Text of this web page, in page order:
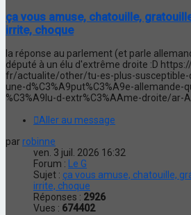
ça vous amuse, chatouille,
irrite, choque
la réponse au parlement (et parle
député à un élu d'extrême droite :D
fr/actualite/other/tu-es-plus-susceptible-
une-d%C3%A9put%C3%A9e-allemande-
%C3%A9lu-d-extr%C3%AAme-droite/ar-
Aller au message
par robinne
ven. 3 juil. 2026 16:32
Forum :
Le G
Sujet : ça vous amuse, chatouille,
irrite, choque
Réponses : 2926
Vues : 674402